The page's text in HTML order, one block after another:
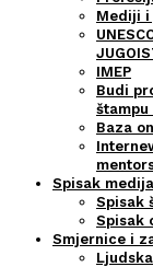
Mediji i
IMEP
Budi
štampu
Baza
Spisak
Spisak
Spisak
Smjernice i